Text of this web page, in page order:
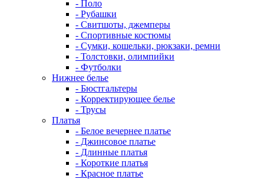
- Поло
- Рубашки
- Свитшоты, джемперы
- Спортивные костюмы
- Сумки, кошельки, рюкзаки, ремни
- Толстовки, олимпийки
- Футболки
Нижнее белье
- Бюстгальтеры
- Корректирующее белье
- Трусы
Платья
- Белое вечернее платье
- Джинсовое платье
- Длинные платья
- Короткие платья
- Красное платье